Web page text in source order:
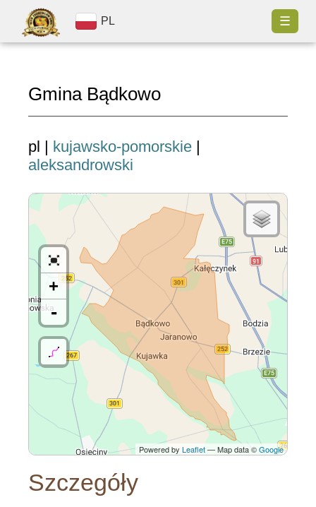
PL ☰
Gmina Bądkowo
pl | kujawsko-pomorskie |
aleksandrowski
+
-
Powered by Leaflet— Map data ©Google
Szczegóły